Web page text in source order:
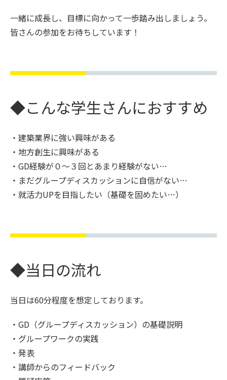
一緒に成長し、目標に向かって一歩踏み出しましょう。
皆さんの参加をお待ちしています！
◆こんな学生さんにおすすめ
・建築業界に強い興味がある
・地方創生に興味がある
・GD経験が０～３回とあまり経験がない…
・まだグループディスカッションに自信がない…
・就活力UPを目指したい（基礎を固めたい…）
◆当日の流れ
当日は60分程度を想定しております。
・GD（グループディスカッション）の基礎説明
・グループワークの実践
・発表
・講師からのフィードバック